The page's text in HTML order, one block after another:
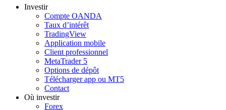
Investir
Compte OANDA
Taux d’intérêt
TradingView
Application mobile
Client professionnel
MetaTrader 5
Options de dépôt
Télécharger app ou MT5
Contact
Où investir
Forex